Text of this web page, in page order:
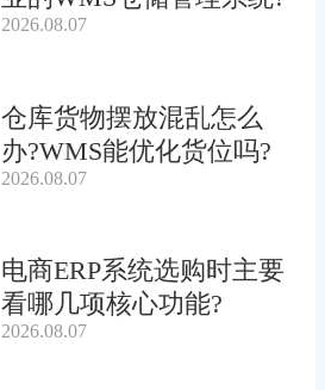
2026.08.07
仓库货物摆放混乱怎么
办?WMS能优化货位吗?
2026.08.07
电商ERP系统选购时主要
看哪几项核心功能?
2026.08.07